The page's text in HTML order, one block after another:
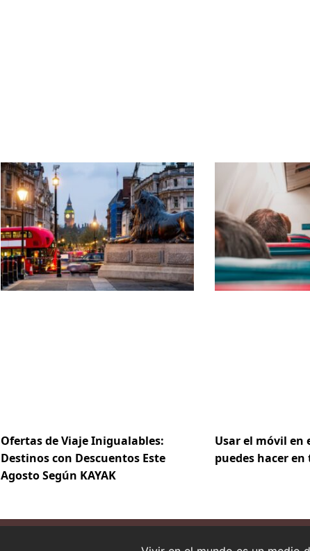
Ofertas de Viaje Inigualables:
Destinos con Descuentos Este
Agosto Según KAYAK
Usar el móvil en
puedes hacer